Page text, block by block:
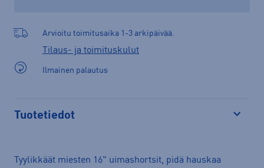
Arvioitu toimitusaika 1-3 arkipäivää.
Tilaus- ja toimituskulut
Ilmainen palautus
Tuotetiedot
Tyylikkäät miesten 16" uimashortsit, pidä hauskaa